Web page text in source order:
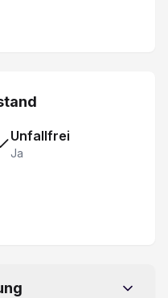
Unfallfrei
Ja